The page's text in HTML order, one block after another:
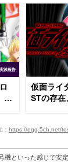
践報告
仮面ライ
STの存在
： https://egg.5ch.net/
機といった感じで安